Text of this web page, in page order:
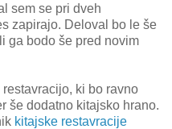
sem se pri dveh
zapirajo. Deloval bo le še
ga bodo še pred novim
ki bo ravno
še dodatno kitajsko hrano.
kitajske restavracije